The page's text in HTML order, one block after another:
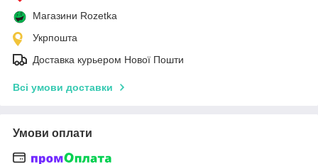
Магазини Rozetka
Укрпошта
Доставка курьером Нової Пошти
Всі умови доставки
Умови оплати